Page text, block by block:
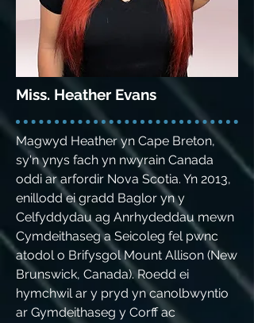
Miss. Heather Evans
Magwyd Heather yn Cape Breton,
sy'n ynys fach yn nwyrain Canada
oddi ar arfordir Nova Scotia. Yn 2013,
enillodd ei gradd Baglor yn y
Celfyddydau ag Anrhydeddau mewn
Cymdeithaseg a Seicoleg fel pwnc
atodol o Brifysgol Mount Allison (New
Brunswick, Canada). Roedd ei
hymchwil ar y pryd yn canolbwyntio
ar Gymdeithaseg y Corff ac